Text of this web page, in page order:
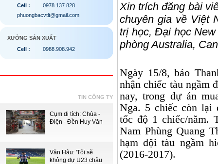
Cell :
0978 137 828
phuongbacvtlt@gmail.com
XƯỞNG SẢN XUẤT
Cell :
0988.908.942
TIN CÔNG TY
Cụm di tích: Chùa -
Điện - Đền Huy Văn
Văn Hậu: 'Tôi sẽ
không dự U23 châu
Xin trích đăng bài
chuyên gia về Việt
trị học, Đại học
phòng Australia,
Ngày 15/8, báo
nhận chiếc tàu ngầm
nay, trong dự án
Nga. 5 chiếc còn lại
tốc độ 1 chiếc/năm.
Nam Phùng Quang
hạm đội tàu ngầm
(2016-2017).